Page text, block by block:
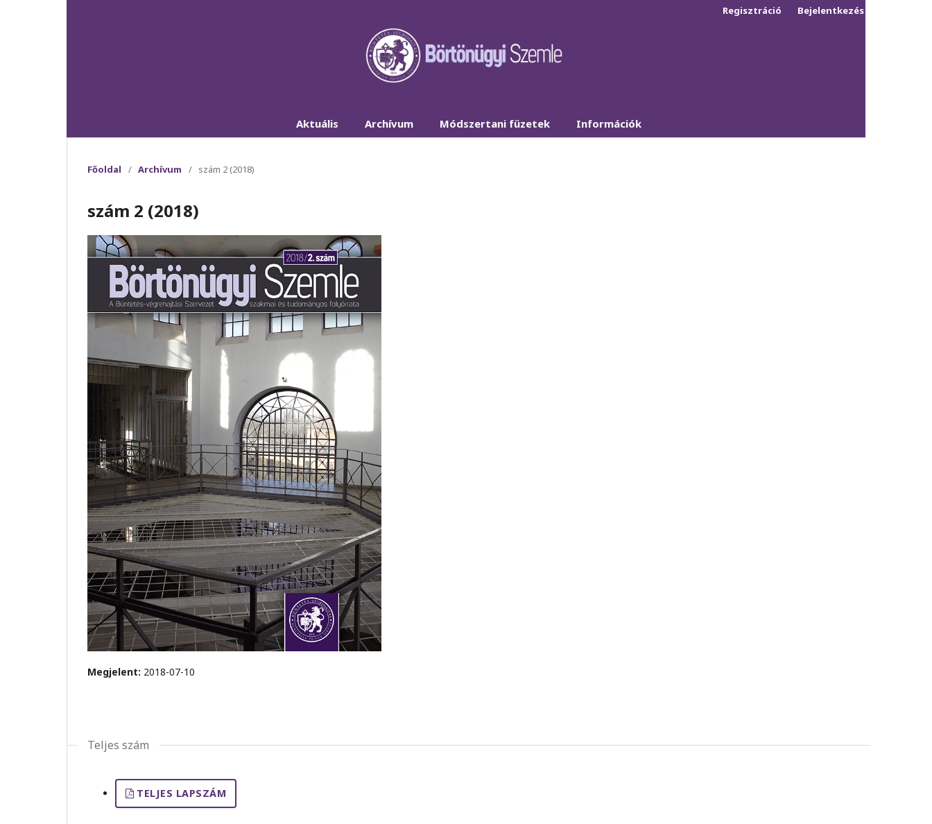
Aktuális Archívum Módszertani füzetek Információk
Regisztráció Bejelentkezés
Főoldal / Archívum / szám 2 (2018)
szám 2 (2018)
Megjelent: 2018-07-10
Teljes szám
TELJES LAPSZÁM